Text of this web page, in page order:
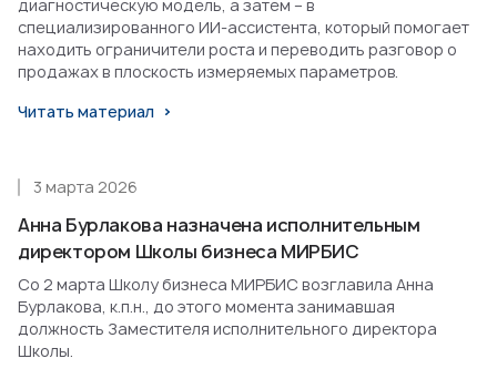
диагностическую модель, а затем – в
специализированного ИИ-ассистента, который помогает
находить ограничители роста и переводить разговор о
продажах в плоскость измеряемых параметров.
Читать материал
Анна Бурлакова назначена исполнительным
директором Школы бизнеса МИРБИС
3 марта 2026
Со 2 марта Школу бизнеса МИРБИС возглавила Анна
Бурлакова, к.п.н., до этого момента занимавшая
должность Заместителя исполнительного директора
Школы.